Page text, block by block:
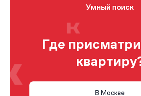
Умный поиск
Где
В Москве